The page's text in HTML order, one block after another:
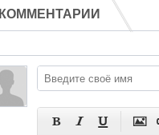
КОММЕНТАРИИ
   